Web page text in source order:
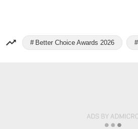
Better Choice Awards 2026